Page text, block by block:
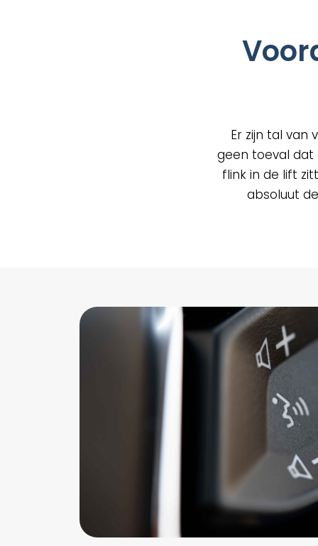
de
Er zijn tal van
geen toeval
flink in de lift
absoluut